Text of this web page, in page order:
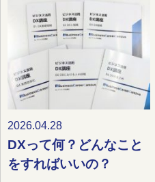
2026.04.28
DXって何？どんなこと
をすればいいの？